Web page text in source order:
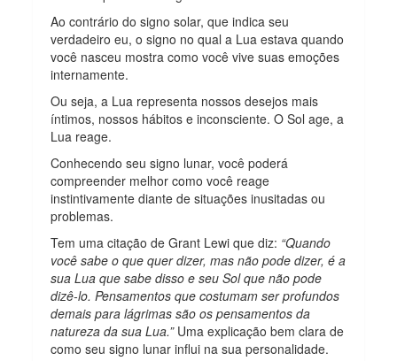
Ao contrário do signo solar, que indica seu
verdadeiro eu, o signo no qual a Lua estava quando
você nasceu mostra como você vive suas emoções
internamente.
Ou seja, a Lua representa nossos desejos mais
íntimos, nossos hábitos e inconsciente. O Sol age, a
Lua reage.
Conhecendo seu signo lunar, você poderá
compreender melhor como você reage
instintivamente diante de situações inusitadas ou
problemas.
Tem uma citação de Grant Lewi que diz: “Quando
você sabe o que quer dizer, mas não pode dizer, é a
sua Lua que sabe disso e seu Sol que não pode
dizê-lo. Pensamentos que costumam ser profundos
demais para lágrimas são os pensamentos da
natureza da sua Lua.”Uma explicação bem clara de
como seu signo lunar influi na sua personalidade.